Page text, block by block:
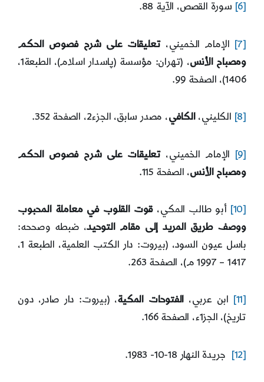
[6] سورة القصص، الآية 88.
[7] الإمام الخميني،تعليقات على شرح فصوص الحكم
ومصباح الأنس
، (تهران: مؤسسة (پاسدار اسلام)، الطبعة1،
1406)، الصفحة 99.
[8] الكليني،الكافي، مصدر سابق، الجزء2، الصفحة 352.
[9] الإمام الخميني، تعليقات على شرح فصوص الحكم
ومصباح الأنس، الصفحة 115.
[10] أبو طالب المكي، قوت القلوب في معاملة المحبوب
ووصف طريق المريد إلى مقام التوحيد، ضبطه وصححه:
باسل عيون السود، (بيروت: دار الكتب العلمية، الطبعة 1،
1417 – 1997 م)، الصفحة 263.
[11] ابن عربي، الفتوحات المكية، (بيروت: دار صادر، دون
تاريخ)، الجز1ء، الصفحة 166.
[12] جريدة النهار 18-10- 1983.